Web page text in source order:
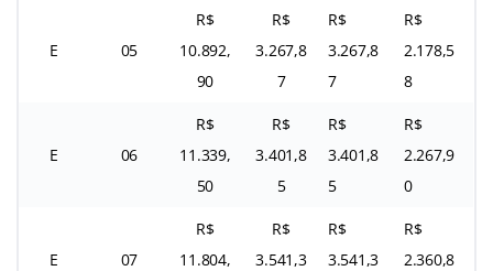
E 05
R$
10.892,
90
R$
3.267,8
7
R$
3.267,8
7
R$
2.178,5
8
E 06
R$
11.339,
50
R$
3.401,8
5
R$
3.401,8
5
R$
2.267,9
0
E 07
R$
11.804,
R$
3.541,3
R$
3.541,3
R$
2.360,8